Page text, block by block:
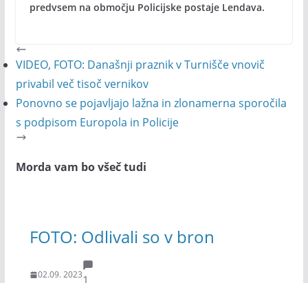
predvsem na območju Policijske postaje Lendava.
VIDEO, FOTO: Današnji praznik v Turnišče vnovič
privabil več tisoč vernikov
Ponovno se pojavljajo lažna in zlonamerna sporočila
s podpisom Europola in Policije
Morda vam bo všeč tudi
FOTO: Odlivali so v bron
02.09. 20231